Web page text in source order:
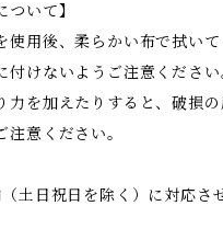
ついて】
使用後、柔らかい布で拭いて
付けないようご注意ください
力を加えたりすると、破損
意ください。
土日祝日を除く）に対応さ